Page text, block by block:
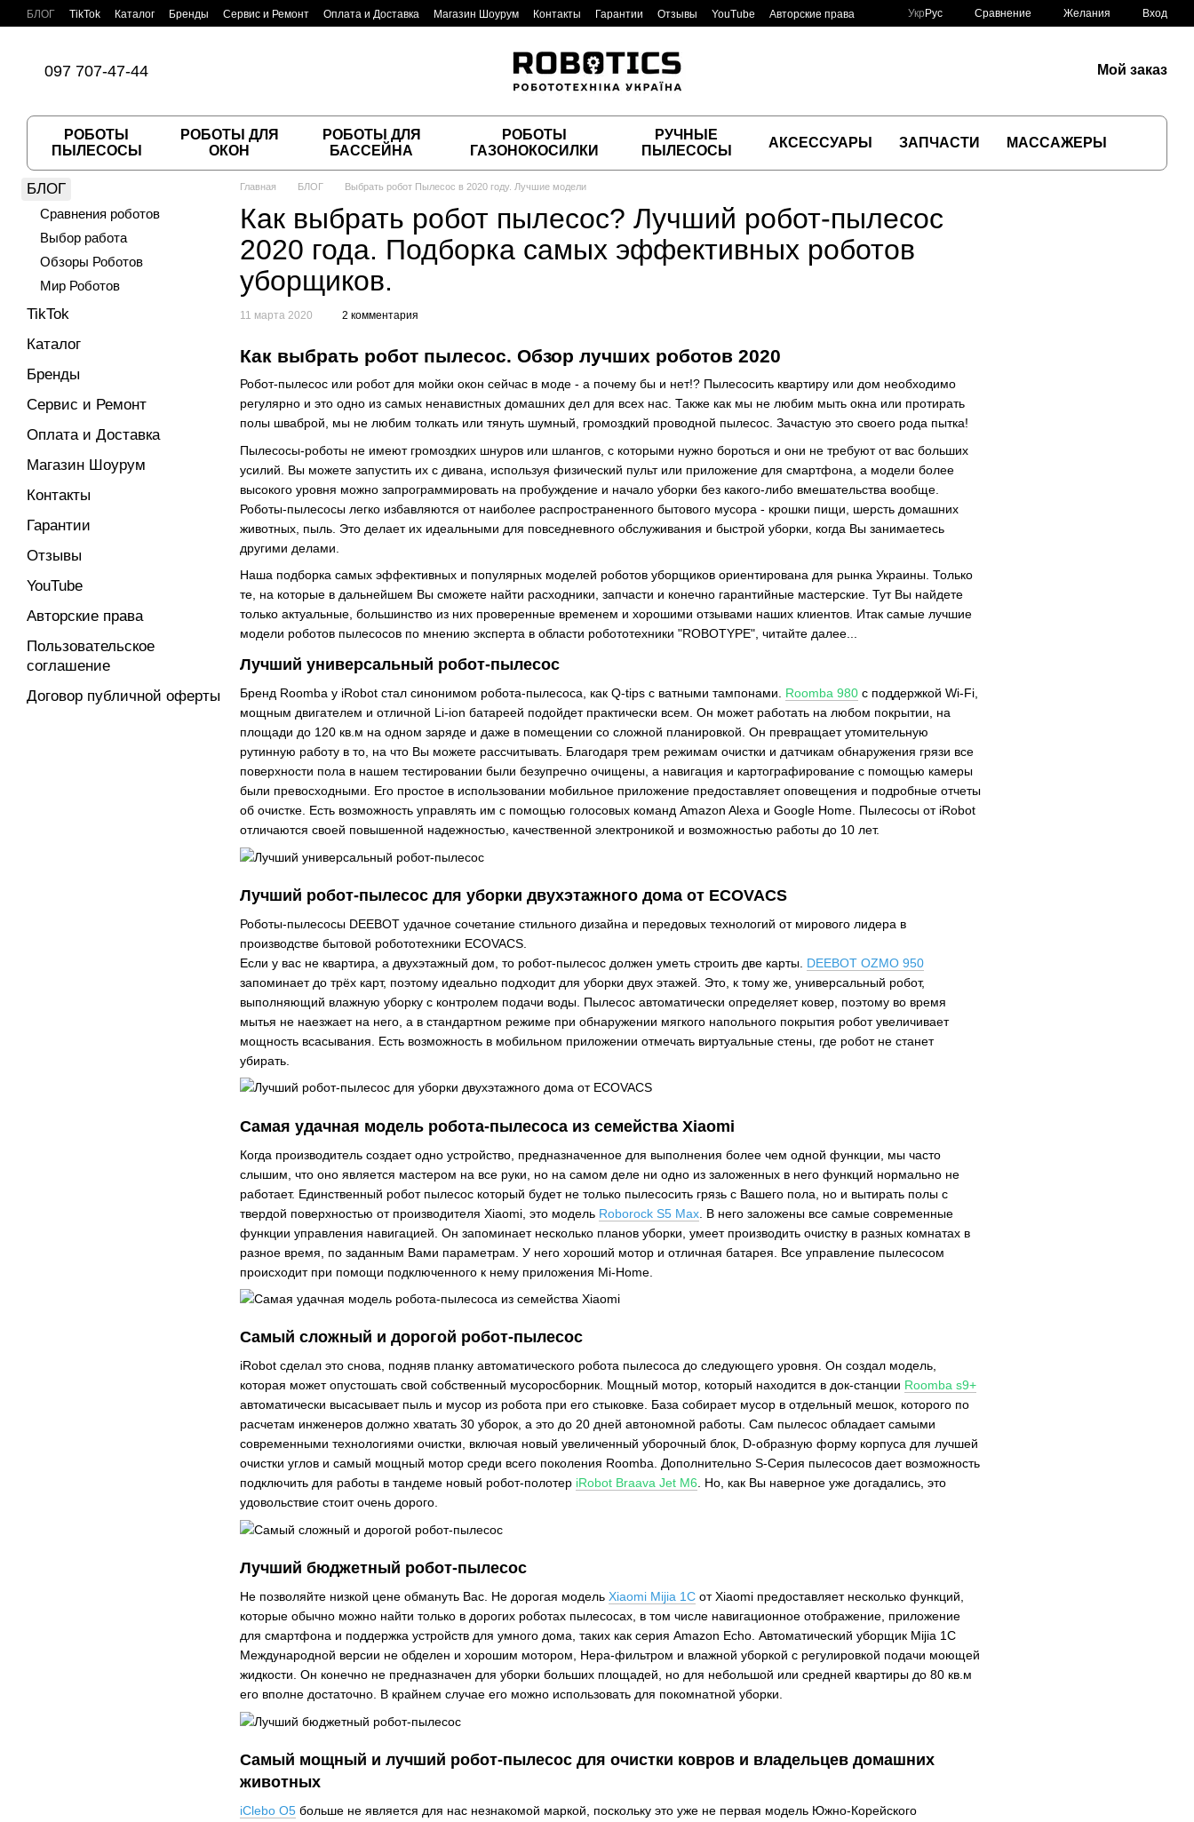
Перейти к основному контенту
БЛОГ TikTok Каталог Бренды Сервис и Ремонт Оплата и Доставка Магазин Шоурум Контакты Гарантии Отзывы YouTube
Авторские права
Укр Рус Сравнение Желания Вход
097 707-47-44 Мой заказ
РОБОТЫ
ПЫЛЕСОСЫ
РОБОТЫ ДЛЯ
ОКОН
РОБОТЫ ДЛЯ
БАССЕЙНА
РОБОТЫ
ГАЗОНОКОСИЛКИ
РУЧНЫЕ
ПЫЛЕСОСЫ
АКСЕССУАРЫ ЗАПЧАСТИ МАССАЖЕРЫ
Главная БЛОГ Выбрать робот Пылесос в 2020 году. Лучшие модели
Как выбрать робот пылесос? Лучший робот-пылесос
2020 года. Подборка самых эффективных роботов
уборщиков.
11 марта 2020 2 комментария
Как выбрать робот пылесос. Обзор лучших роботов 2020
Робот-пылесос или робот для мойки окон сейчас в моде - а почему бы и нет!? Пылесосить квартиру или дом необходимо
регулярно и это одно из самых ненавистных домашних дел для всех нас. Также как мы не любим мыть окна или протирать
полы шваброй, мы не любим толкать или тянуть шумный, громоздкий проводной пылесос. Зачастую это своего рода пытка!
Пылесосы-роботы не имеют громоздких шнуров или шлангов, с которыми нужно бороться и они не требуют от вас больших
усилий. Вы можете запустить их с дивана, используя физический пульт или приложение для смартфона, а модели более
высокого уровня можно запрограммировать на пробуждение и начало уборки без какого-либо вмешательства вообще.
Роботы-пылесосы легко избавляются от наиболее распространенного бытового мусора - крошки пищи, шерсть домашних
животных, пыль. Это делает их идеальными для повседневного обслуживания и быстрой уборки, когда Вы занимаетесь
другими делами.
Наша подборка самых эффективных и популярных моделей роботов уборщиков ориентирована для рынка Украины. Только
те, на которые в дальнейшем Вы сможете найти расходники, запчасти и конечно гарантийные мастерские. Тут Вы найдете
только актуальные, большинство из них проверенные временем и хорошими отзывами наших клиентов. Итак самые лучшие
модели роботов пылесосов по мнению эксперта в области робототехники "ROBOTYPE", читайте далее...
Лучший универсальный робот-пылесос
Бренд Roomba у iRobot стал синонимом робота-пылесоса, как Q-tips с ватными тампонами. Roomba 980 с поддержкой Wi-Fi,
мощным двигателем и отличной Li-ion батареей подойдет практически всем. Он может работать на любом покрытии, на
площади до 120 кв.м на одном заряде и даже в помещении со сложной планировкой. Он превращает утомительную
рутинную работу в то, на что Вы можете рассчитывать. Благодаря трем режимам очистки и датчикам обнаружения грязи все
поверхности пола в нашем тестировании были безупречно очищены, а навигация и картографирование с помощью камеры
были превосходными. Его простое в использовании мобильное приложение предоставляет оповещения и подробные отчеты
об очистке. Есть возможность управлять им с помощью голосовых команд Amazon Alexa и Google Home. Пылесосы от iRobot
отличаются своей повышенной надежностью, качественной электроникой и возможностью работы до 10 лет.
Лучший робот-пылесос для уборки двухэтажного дома от ECOVACS
Роботы-пылесосы DEEBOT удачное сочетание стильного дизайна и передовых технологий от мирового лидера в
производстве бытовой робототехники ECOVACS.
Если у вас не квартира, а двухэтажный дом, то робот-пылесос должен уметь строить две карты. DEEBOT OZMO 950
запоминает до трёх карт, поэтому идеально подходит для уборки двух этажей. Это, к тому же, универсальный робот,
выполняющий влажную уборку с контролем подачи воды. Пылесос автоматически определяет ковер, поэтому во время
мытья не наезжает на него, а в стандартном режиме при обнаружении мягкого напольного покрытия робот увеличивает
мощность всасывания. Есть возможность в мобильном приложении отмечать виртуальные стены, где робот не станет
убирать.
Cамая удачная модель робота-пылесоса из семейства Xiaomi
Когда производитель создает одно устройство, предназначенное для выполнения более чем одной функции, мы часто
слышим, что оно является мастером на все руки, но на самом деле ни одно из заложенных в него функций нормально не
работает. Единственный робот пылесос который будет не только пылесосить грязь с Вашего пола, но и вытирать полы с
твердой поверхностью от производителя Xiaomi, это модель Roborock S5 Max . В него заложены все самые современные
функции управления навигацией. Он запоминает несколько планов уборки, умеет производить очистку в разных комнатах в
разное время, по заданным Вами параметрам. У него хороший мотор и отличная батарея. Все управление пылесосом
происходит при помощи подключенного к нему приложения Mi-Home.
Самый сложный и дорогой робот-пылесос
iRobot сделал это снова, подняв планку автоматического робота пылесоса до следующего уровня. Он создал модель,
которая может опустошать свой собственный мусоросборник. Мощный мотор, который находится в док-станции Roomba s9+
автоматически высасывает пыль и мусор из робота при его стыковке. База собирает мусор в отдельный мешок, которого по
расчетам инженеров должно хватать 30 уборок, а это до 20 дней автономной работы. Сам пылесос обладает самыми
современными технологиями очистки, включая новый увеличенный уборочный блок, D-образную форму корпуса для лучшей
очистки углов и самый мощный мотор среди всего поколения Roomba. Дополнительно S-Серия пылесосов дает возможность
подключить для работы в тандеме новый робот-полотер iRobot Braava Jet M6. Но, как Вы наверное уже догадались, это
удовольствие стоит очень дорого.
Лучший бюджетный робот-пылесос
Не позволяйте низкой цене обмануть Вас. Не дорогая модель Xiaomi Mijia 1C от Xiaomi предоставляет несколько функций,
которые обычно можно найти только в дорогих роботах пылесосах, в том числе навигационное отображение, приложение
для смартфона и поддержка устройств для умного дома, таких как серия Amazon Echo. Автоматический уборщик Mijia 1C
Международной версии не обделен и хорошим мотором, Hepa-фильтром и влажной уборкой с регулировкой подачи моющей
жидкости. Он конечно не предназначен для уборки больших площадей, но для небольшой или средней квартиры до 80 кв.м
его вполне достаточно. В крайнем случае его можно использовать для покомнатной уборки.
Самый мощный и лучший робот-пылесос для очистки ковров и владельцев домашних
животных
iClebo O5 больше не является для нас незнакомой маркой, поскольку это уже не первая модель Южно-Корейского
БЛОГ
Сравнения роботов
Выбор работа
Обзоры Роботов
Мир Роботов
TikTok
Каталог
Бренды
Сервис и Ремонт
Оплата и Доставка
Магазин Шоурум
Контакты
Гарантии
Отзывы
YouTube
Авторские права
Пользовательское
соглашение
Договор публичной оферты